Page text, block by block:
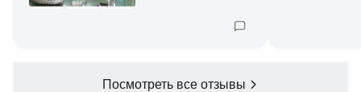
Посмотреть все отзывы